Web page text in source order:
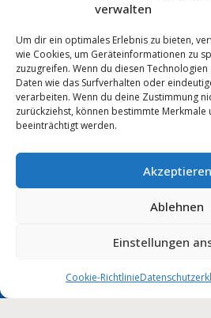
verwalten
Um dir ein optimales Erlebnis zu bieten,
wie Cookies, um Geräteinformationen zu
zuzugreifen. Wenn du diesen
Daten wie das Surfverhalten oder
verarbeiten. Wenn du deine Zustimmung
zurückziehst, können bestimmte Merkmale
beeinträchtigt werden.
Akzeptieren
Ablehnen
Einstellungen
Cookie-Richtlinie
Anmelden
Stadt